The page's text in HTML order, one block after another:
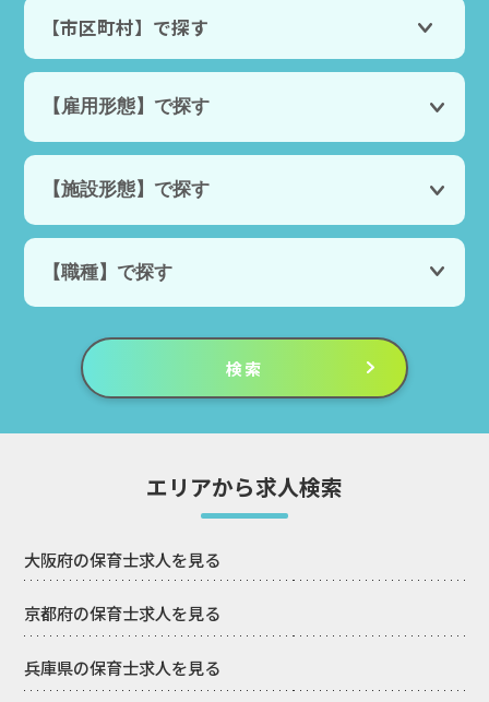
【市区町村】で探す
エリアから求人検索
大阪府の保育士求人を見る
京都府の保育士求人を見る
兵庫県の保育士求人を見る